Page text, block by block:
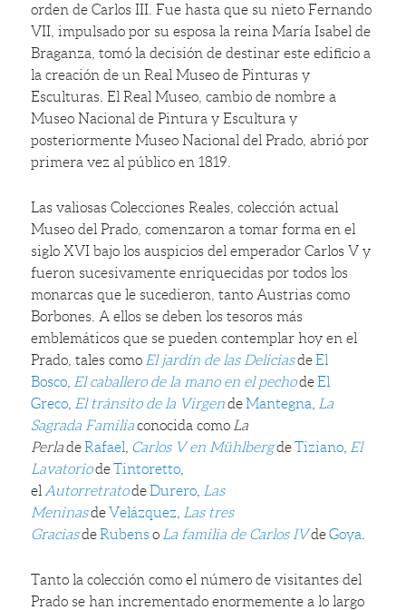
orden de Carlos III. Fue hasta que su nieto Fernando
VII, impulsado por su esposa la reina María Isabel de
Braganza, tomó la decisión de destinar este edificio a
la creación de un Real Museo de Pinturas y
Esculturas. El Real Museo, cambio de nombre a
Museo Nacional de Pintura y Escultura y
posteriormente Museo Nacional del Prado, abrió por
primera vez al público en 1819.
Las valiosas Colecciones Reales, colección actual
Museo del Prado, comenzaron a tomar forma en el
siglo XVI bajo los auspicios del emperador Carlos V y
fueron sucesivamente enriquecidas por todos los
monarcas que le sucedieron, tanto Austrias como
Borbones. A ellos se deben los tesoros más
emblemáticos que se pueden contemplar hoy en el
Prado, tales como El jardín de las DeliciasdeEl
Bosco El caballero de la mano en el pechodeEl
Greco El tránsito de la VirgendeMantegna La
Sagrada Familiaconocida como La
PerladeRafael Carlos V en MühlbergdeTiziano El
LavatoriodeTintoretto
el AutorretratodeDurero Las
MeninasdeVelázquez Las tres
GraciasdeRubenso La familia de Carlos IVdeGoya
Tanto la colección como el número de visitantes del
Prado se han incrementado enormemente a lo largo